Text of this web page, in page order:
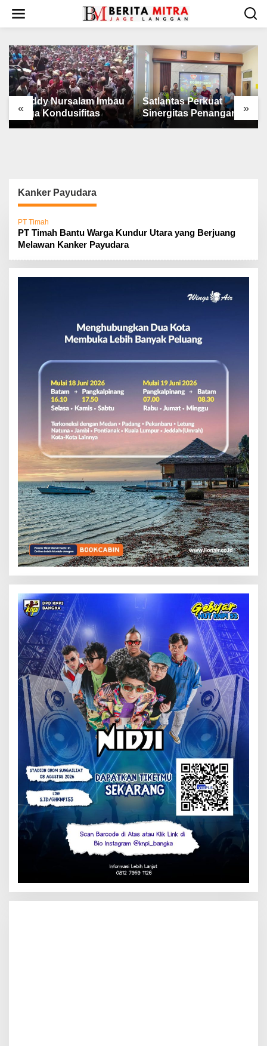
w
« »
Ruddy Nursalam Imbau
Jaga Kondusifitas
Satlantas Perkuat
Sinergitas Penanganan
Laka Lantas
Kanker Payudara
PT Timah
PT Timah Bantu Warga Kundur Utara yang Berjuang
Melawan Kanker Payudara